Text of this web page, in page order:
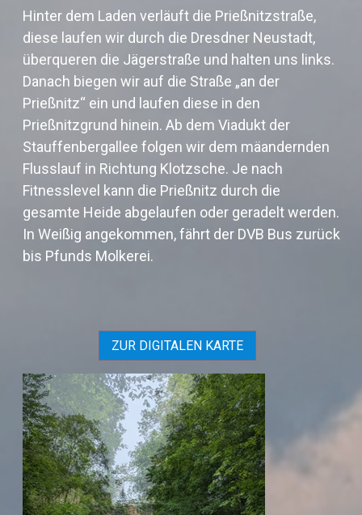
Hinter dem Laden verläuft die Prießnitzstraße,
diese laufen wir durch die Dresdner Neustadt,
überqueren die Jägerstraße und halten uns links.
Danach biegen wir auf die Straße „an der
Prießnitz“ ein und laufen diese in den
Prießnitzgrund hinein. Ab dem Viadukt der
Stauffenbergallee folgen wir dem mäandernden
Flusslauf in Richtung Klotzsche. Je nach
Fitnesslevel kann die Prießnitz durch die
gesamte Heide abgelaufen oder geradelt werden.
In Weißig angekommen, fährt der DVB Bus zurück
bis Pfunds Molkerei.
ZUR DIGITALEN KARTE